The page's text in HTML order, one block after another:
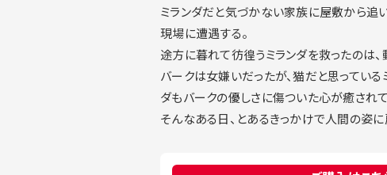
ミランダだと気づかない家族に屋敷から追
現場に遭遇する。
途方に暮れて彷徨うミランダを救ったのは、
バークは女嫌いだったが、猫だと思っている
ダもバークの優しさに傷ついた心が癒されて
そんなある日、とあるきっかけで人間の姿